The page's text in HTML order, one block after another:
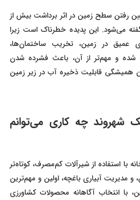
رفتن سطح زمین در اثر برداشت بیش از
می‌شود. این پدیده خطرناک است زیرا
عمیق در زمین، تخریب ساختمان‌ها،
شده و مهم‌تر از آن، باعث فشرده شدن
همیشگی قابلیت ذخیره آب در زیر زمین
شهروند چه کاری می‌توانم
استفاده از شیرآلات کم‌مصرف، کوتاه‌تر
مدیریت آبیاری باغچه، اولین و مهم‌ترین
با انتخاب آگاهانه محصولات کشاورزی